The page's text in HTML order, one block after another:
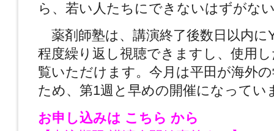
ら、若い人たちにできないはずがな
薬剤師塾は、講演終了後数日以内に
程度繰り返し視聴できますし、使用
覧いただけます。今月は平田が海外
ため、第1週と早めの開催になってい
お申し込みは こちら から